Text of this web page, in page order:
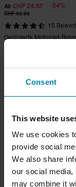
Consent
This website
We use cookies
provide social
We also share
our social media,
may combine it
Ab CHF 24.95 -24%
CHF 32.95
15
Gesinterte Motorrad-
CHF 22.95 -51%